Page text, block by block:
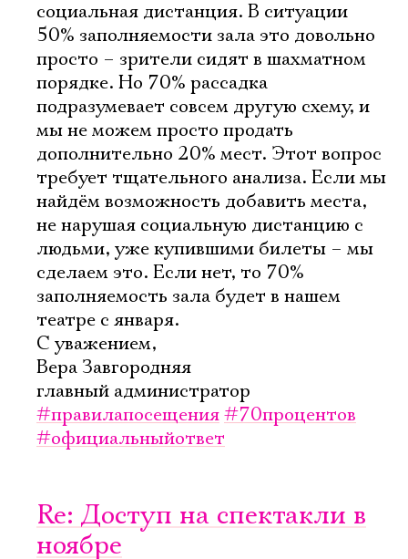
социальная дистанция. В ситуации
50% заполняемости зала это довольно
просто – зрители сидят в шахматном
порядке. Но 70% рассадка
подразумевает совсем другую схему, и
мы не можем просто продать
дополнительно 20% мест. Этот вопрос
требует тщательного анализа. Если мы
найдём возможность добавить места,
не нарушая социальную дистанцию с
людьми, уже купившими билеты – мы
сделаем это. Если нет, то 70%
заполняемость зала будет в нашем
театре с января.
С уважением,
Вера Завгородняя
главный администратор
#правилапосещения#70процентов
#официальныйответ
Re: Доступ на спектакли в
ноябре